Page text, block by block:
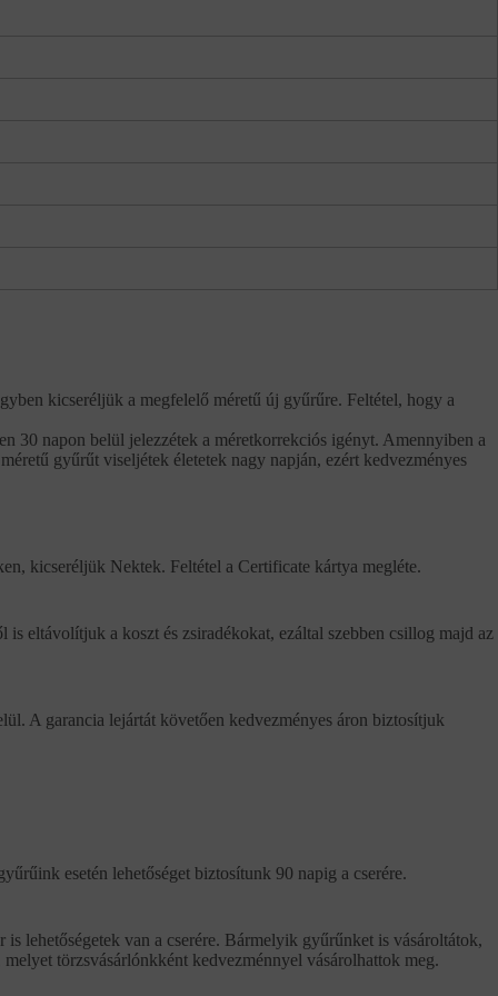
kicseréljük a megfelelő méretű új gyűrűre. Feltétel, hogy a
30 napon belül jelezzétek a méretkorrekciós igényt. Amennyiben a
gyűrűt viseljétek életetek nagy napján, ezért kedvezményes
kicseréljük Nektek. Feltétel a Certificate kártya megléte.
eltávolítjuk a koszt és zsiradékokat, ezáltal szebben csillog majd az
A garancia lejártát követően kedvezményes áron biztosítjuk
esetén lehetőséget biztosítunk 90 napig a cserére.
lehetőségetek van a cserére. Bármelyik gyűrűnket is vásároltátok,
törzsvásárlónkként kedvezménnyel vásárolhattok meg.